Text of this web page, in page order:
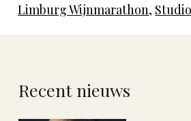
Limburg Wijnmarathon,
Recent nieuws